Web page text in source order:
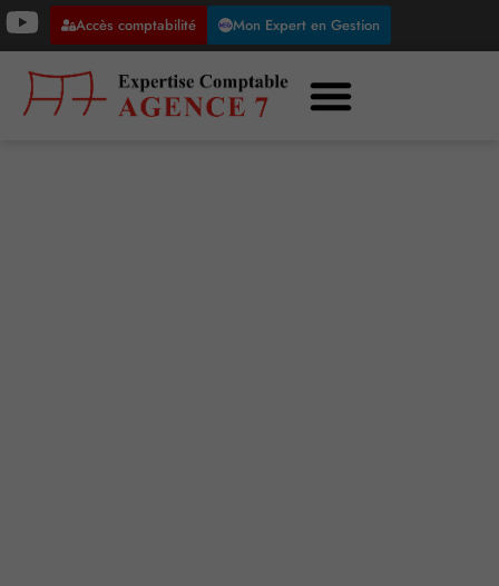
Accès comptabilité Mon Expert en Gestion